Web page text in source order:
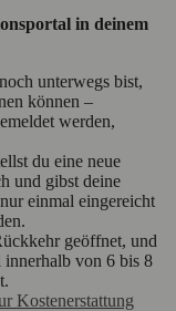
in deinem
unterwegs bist,
können –
werden,
du eine neue
und gibst deine
einmal eingereicht
geöffnet, und
innerhalb von 6 bis 8
Kostenerstattung